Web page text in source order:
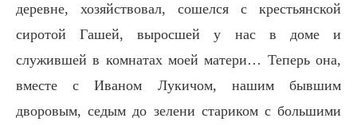
деревне, хозяйствовал, сошелся с крестьянской
сиротой Гашей, выросшей у нас в доме и
служившей в комнатах моей матери… Теперь она,
вместе с Иваном Лукичом, нашим бывшим
дворовым, седым до зелени стариком с большими